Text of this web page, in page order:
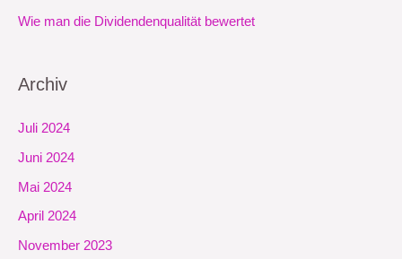
Wie man die Dividendenqualität bewertet
Archiv
Juli 2024
Juni 2024
Mai 2024
April 2024
November 2023